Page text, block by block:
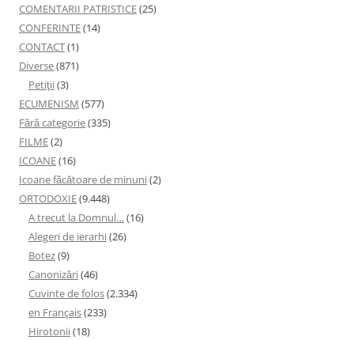
COMENTARII PATRISTICE(25)
CONFERINTE(14)
CONTACT(1)
Diverse(871)
Petiţii(3)
ECUMENISM (577)
Fără categorie(335)
FILME(2)
ICOANE(16)
Icoane făcătoare de minuni(2)
ORTODOXIE(9.448)
A trecut la Domnul… (16)
Alegeri de ierarhi(26)
Botez(9)
Canonizări(46)
Cuvinte de folos(2.334)
en Français(233)
Hirotonii(18)